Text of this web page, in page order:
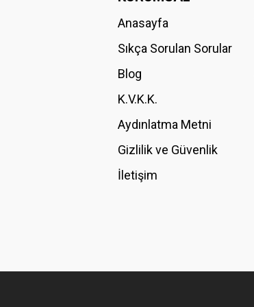
Ürün resmi kalitesiz, bozuk veya görüntülenemiyor.
Ürün açıklamasında eksik bilgiler bulunuyor.
Ürün fiyatı diğer sitelerden daha pahalı.
Bu ürüne benzer farklı alternatifler olmalı.
Anasayfa
Sıkça Sorulan Sorular
Blog
K.V.K.K.
Aydınlatma Metni
Gizlilik ve Güvenlik
İletişim